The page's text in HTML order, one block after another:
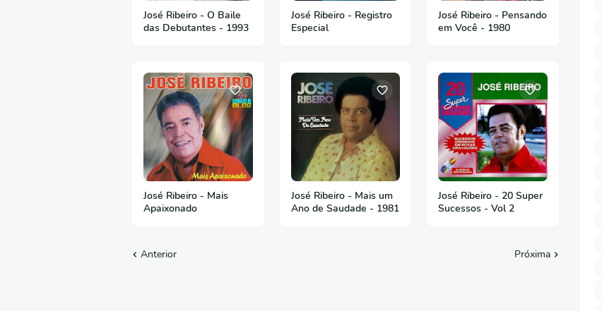
José Ribeiro - O Baile
das Debutantes - 1993
José Ribeiro - Registro
Especial
José Ribeiro - Pensando
em Você - 1980
José Ribeiro - Mais
Apaixonado
José Ribeiro - Mais um
Ano de Saudade - 1981
José Ribeiro - 20 Super
Sucessos - Vol 2
Anterior Próxima